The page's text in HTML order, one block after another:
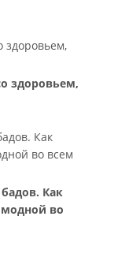
здоровьем,
Как
модной во